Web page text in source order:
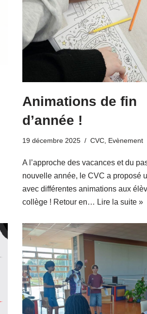
Animations de fin
d’année !
19 décembre 2025 CVC, Evènement
A l’approche des vacances et du
nouvelle année, le CVC a proposé
avec différentes animations aux
collège ! Retour en… Lire la suite »